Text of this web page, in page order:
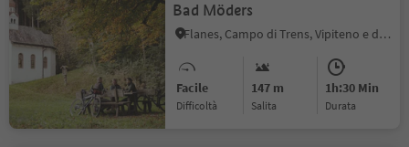
Bad Möders
Flanes, Campo di Trens, Vipiteno e dintorni
Facile
Difficoltà
147 m
Salita
1h:30 Min
durata